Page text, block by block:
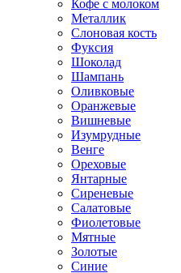
Кофе с молоком
Металлик
Слоновая кость
Фуксия
Шоколад
Шампань
Оливковые
Оранжевые
Вишневые
Изумрудные
Венге
Ореховые
Янтарные
Сиреневые
Салатовые
Фиолетовые
Мятные
Золотые
Синие